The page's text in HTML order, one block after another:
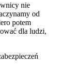
nie
od
potem
dla ludzi,